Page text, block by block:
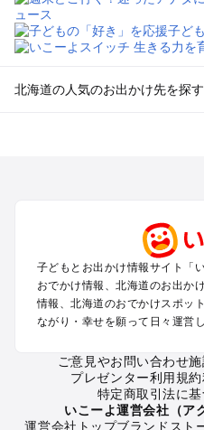
北海道の人気のお出かけ先を探す
函館・湯の川温泉・大沼・松前
帯広・十勝・サホロ・狩勝高原
千歳・石狩・空知・美唄のプー
小樽・積丹・キロロのプールお
富良野・美瑛・トマム・占冠の
知床・ウトロ・羅臼・網走・
釧路・阿寒・屈斜路・川湯・
えりも・日高・新冠のプールお
稚内・宗谷岬・留萌のプールお
子どもとお出かけ情報サイト「
おでかけ情報、北海道のお出か
情報、北海道のおでかけスポッ
ながり・幸せを願って日々運営
ご意見やお問い合わせ
プレゼンター利用規約
特定商取引法に
いこーよ運営会社（ア
運営会社トップブランドスト